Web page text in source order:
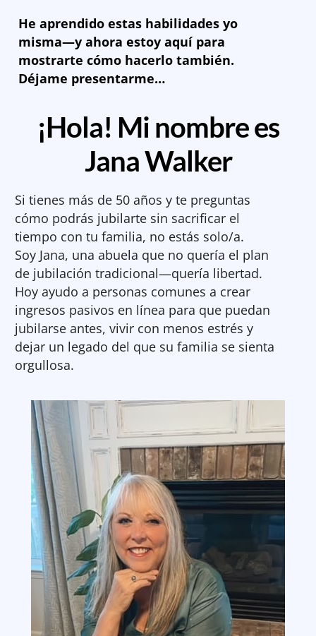
He aprendido estas habilidades yo
misma—y ahora estoy aquí para
mostrarte cómo hacerlo también.
Déjame presentarme…
¡Hola! Mi nombre es
Jana Walker
Si tienes más de 50 años y te preguntas
cómo podrás jubilarte sin sacrificar el
tiempo con tu familia, no estás solo/a.
Soy Jana, una abuela que no quería el plan
de jubilación tradicional—quería libertad.
Hoy ayudo a personas comunes a crear
ingresos pasivos en línea para que puedan
jubilarse antes, vivir con menos estrés y
dejar un legado del que su familia se sienta
orgullosa.